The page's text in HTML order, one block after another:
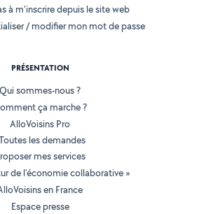
à m'inscrire depuis le site web
/ modifier mon mot de passe
PRÉSENTATION
Qui sommes-nous ?
ça marche ?
AlloVoisins Pro
les demandes
mes services
de l'économie collaborative »
en France
Espace presse